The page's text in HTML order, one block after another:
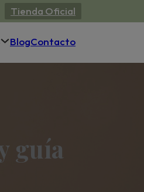
Tienda Oficial
BlogContacto
guía